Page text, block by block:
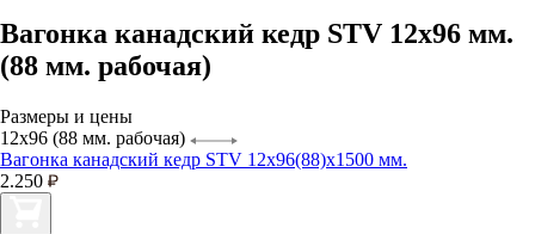
Вагонка канадский кедр STV 12х96 мм.
(88 мм. рабочая)
Размеры и цены
12х96 (88 мм. рабочая)
Вагонка канадский кедр STV 12х96(88)х1500 мм.
2.250